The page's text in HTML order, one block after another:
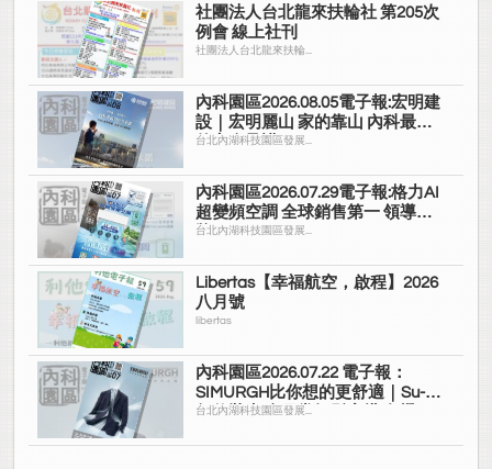
社團法人台北龍來扶輪社 第205次
例會 線上社刊
社團法人台北龍來扶輪...
內科園區2026.08.05電子報:宏明建
設｜宏明麗山 家的靠山 內科最高
的安全承諾
台北內湖科技園區發展...
內科園區2026.07.29電子報:格力AI
超變頻空調 全球銷售第一 領導品
牌
台北內湖科技園區發展...
Libertas【幸福航空，啟程】2026
八月號
libertas
內科園區2026.07.22 電子報：
SIMURGH比你想的更舒適｜Su-Si
舒仕裝 都會日常輕鬆穿搭 免燙可
台北內湖科技園區發展...